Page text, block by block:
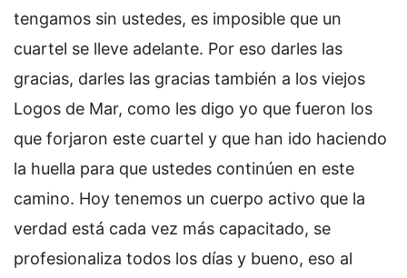
tengamos sin ustedes, es imposible que un
cuartel se lleve adelante. Por eso darles las
gracias, darles las gracias también a los viejos
Logos de Mar, como les digo yo que fueron los
que forjaron este cuartel y que han ido haciendo
la huella para que ustedes continúen en este
camino. Hoy tenemos un cuerpo activo que la
verdad está cada vez más capacitado, se
profesionaliza todos los días y bueno, eso al